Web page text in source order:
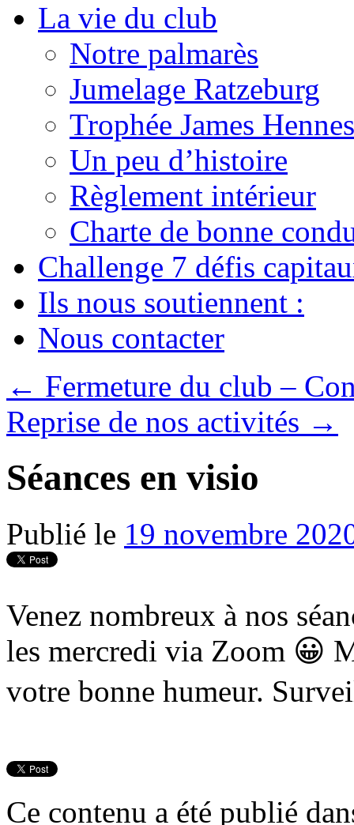
La vie du club
Notre palmarès
Jumelage Ratzeburg
Trophée James
Un peu d’histoire
Règlement intérieur
Charte de bonne
Challenge 7 défis
Ils nous soutiennent :
Nous contacter
← Fermeture du club –
Reprise de nos activités →
Séances en visio
Publié le 19 novembre
Venez nombreux à nos
les mercredi via Zoom 😀
votre bonne humeur.
Ce contenu a été publié